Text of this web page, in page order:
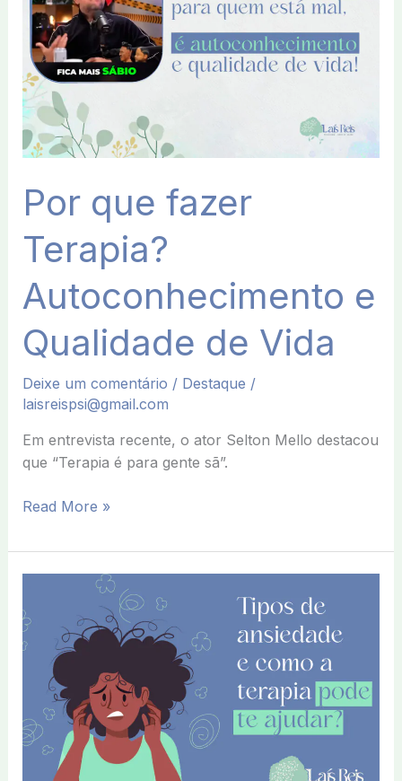
Por que fazer
Terapia?
Autoconhecimento e
Qualidade de Vida
Deixe um comentário / Destaque /
laisreispsi@gmail.com
Em entrevista recente, o ator Selton Mello destacou
que “Terapia é para gente sã”.
Autoconhecimento
Qualidade
de
Vida
Read More »
de
ansiedade
e
como
terapia
pode
ajudar?